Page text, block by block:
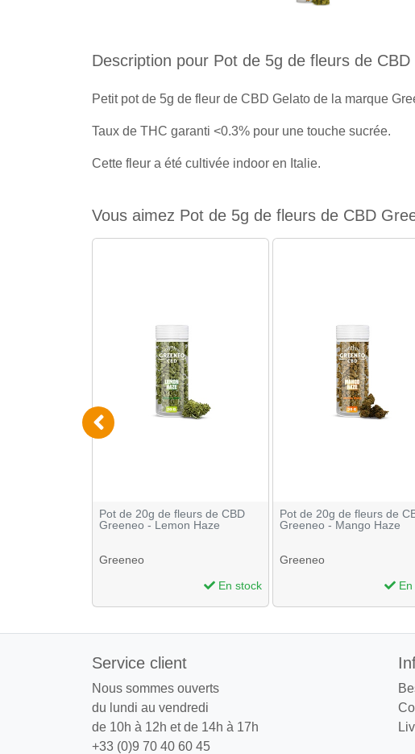
Description pour Pot de 5g de fleurs de
Petit pot de 5g de fleur de CBD Gelato de la marque
Taux de THC garanti <0.3% pour une touche sucrée.
Cette fleur a été cultivée indoor en Italie.
Vous aimez Pot de 5g de fleurs de CBD
Pot de 20g de fleurs de CBD
Greeneo - Lemon Haze
Greeneo
En stock
Pot de 20g de fleurs de
Greeneo - Mango Haze
Greeneo
Service client
Nous sommes ouverts
du lundi au vendredi
de 10h à 12h et de 14h à 17h
+33 (0)9 70 40 60 45